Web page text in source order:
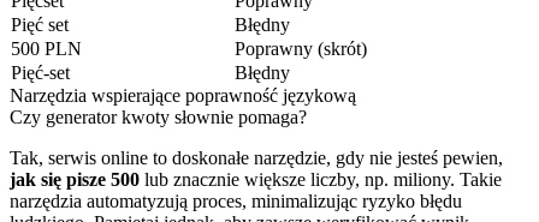
Pięć set
Błędny
500 PLN
Poprawny (skrót)
Pięć-set
Błędny
Narzędzia wspierające poprawność językową
Czy generator kwoty słownie pomaga?
Tak, serwis online to doskonałe narzędzie, gdy nie jesteś pewien,
jak się pisze 500 lub znacznie większe liczby, np. miliony. Takie
narzędzia automatyzują proces, minimalizując ryzyko błędu